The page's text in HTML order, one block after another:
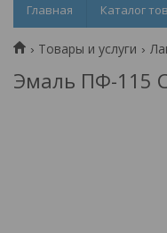
Главная Каталог
Товары и услуги
Эмаль ПФ-115